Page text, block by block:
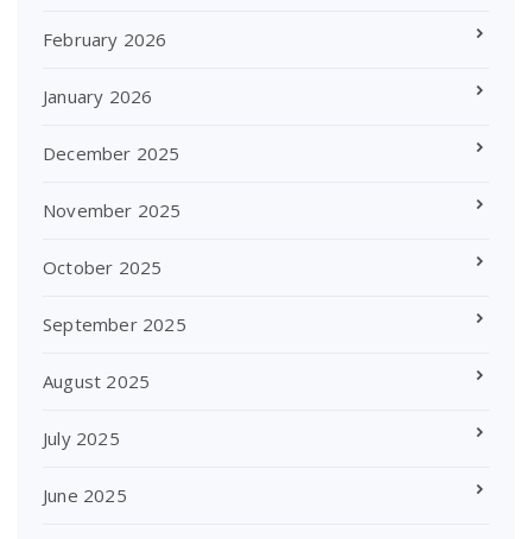
February 2026
January 2026
December 2025
November 2025
October 2025
September 2025
August 2025
July 2025
June 2025